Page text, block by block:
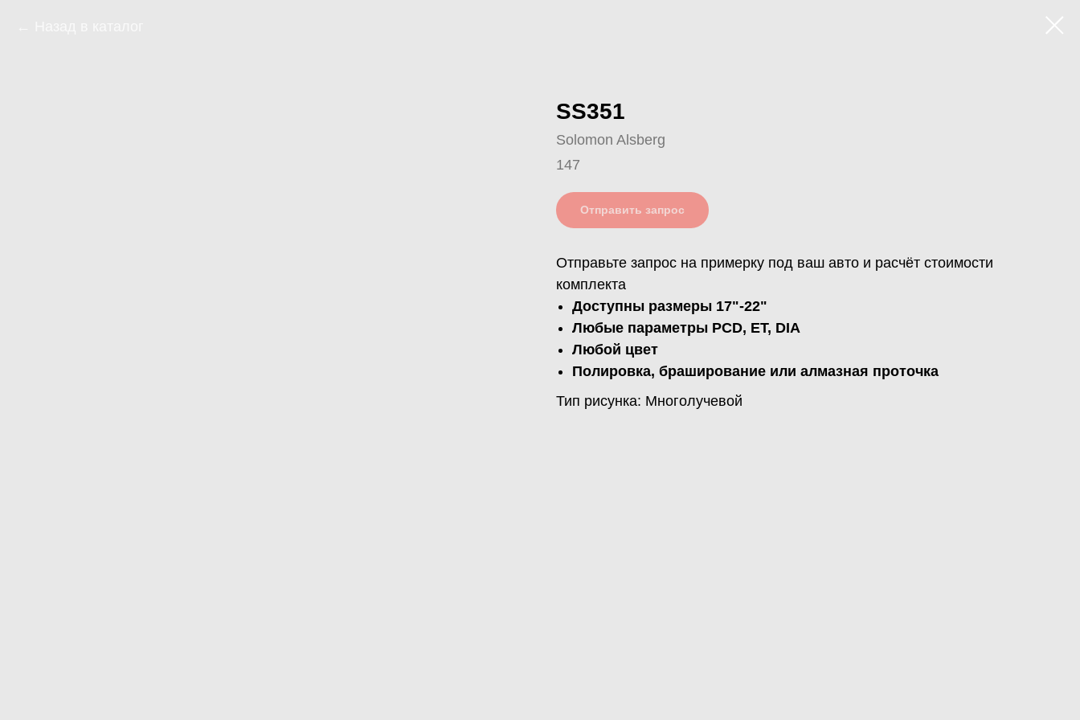
SS351
Solomon Alsberg
147
Отправить запрос
Отправьте запрос на примерку под ваш авто и расчёт стоимости
комплекта
Доступны размеры 17"-22"
Любые параметры PCD, ET, DIA
Любой цвет
Полировка, браширование или алмазная проточка
Тип рисунка: Многолучевой